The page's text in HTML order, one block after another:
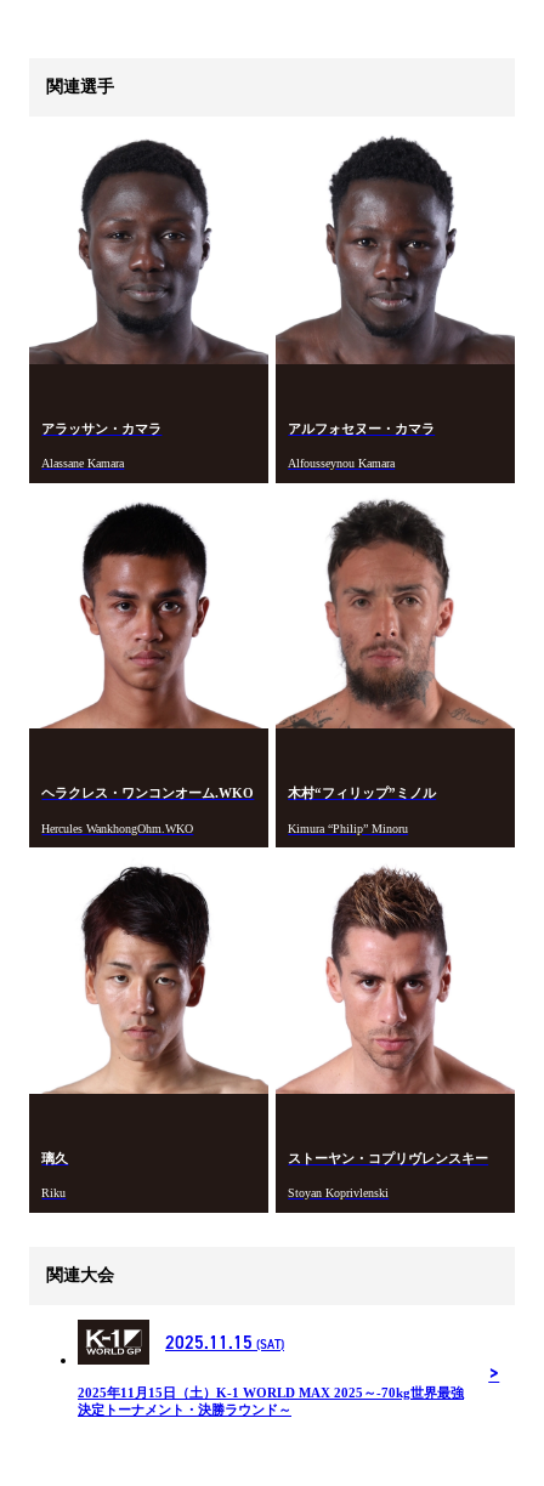
関連選手
アラッサン・カマラ
Alassane Kamara
アルフォセヌー・カマラ
Alfousseynou Kamara
ヘラクレス・ワンコンオーム.WKO
Hercules WankhongOhm.WKO
木村“フィリップ”ミノル
Kimura “Philip” Minoru
璃久
Riku
ストーヤン・コプリヴレンスキー
Stoyan Koprivlenski
関連大会
2025.11.15 (SAT)
2025年11月15日（土）K-1 WORLD MAX 2025～-70kg世界最強
決定トーナメント・決勝ラウンド～